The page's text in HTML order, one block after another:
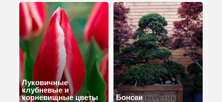
Луковичные
клубневые и
корневищные цветы
Бонсаи